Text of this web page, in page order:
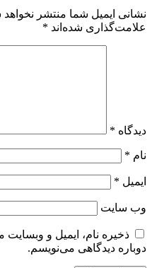
نشانی ایمیل شما منتشر
علامت‌گذاری شده‌اند *
دیدگاه *
نام *
ایمیل *
وب‌ سایت
ذخیره نام، ایمیل و
دوباره دیدگاهی می‌نویسم.